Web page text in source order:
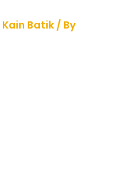
Kain Batik/ By